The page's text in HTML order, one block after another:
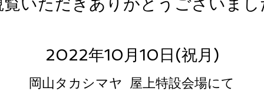
2022年10月10日(祝月)
岡山タカシマヤ 屋上特設会場にて